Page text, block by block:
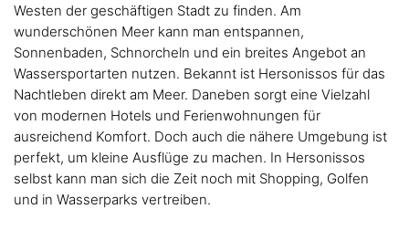
Westen der geschäftigen Stadt zu finden. Am
wunderschönen Meer kann man entspannen,
Sonnenbaden, Schnorcheln und ein breites Angebot an
Wassersportarten nutzen. Bekannt ist Hersonissos für das
Nachtleben direkt am Meer. Daneben sorgt eine Vielzahl
von modernen Hotels und Ferienwohnungen für
ausreichend Komfort. Doch auch die nähere Umgebung ist
perfekt, um kleine Ausflüge zu machen. In Hersonissos
selbst kann man sich die Zeit noch mit Shopping, Golfen
und in Wasserparks vertreiben.